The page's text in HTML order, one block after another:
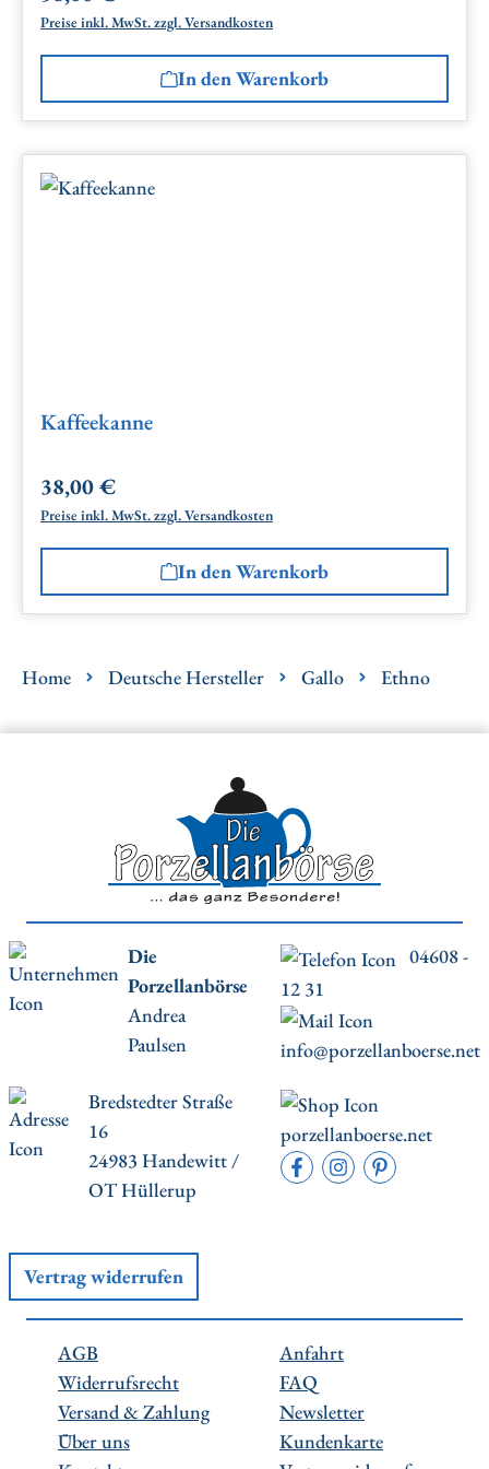
Preise inkl. MwSt. zzgl. Versandkosten
In den Warenkorb
Kaffeekanne
Regulärer Preis:
38,00 €
Preise inkl. MwSt. zzgl. Versandkosten
In den Warenkorb
Home Deutsche Hersteller Gallo Ethno
Die
Porzellanbörse
Andrea
Paulsen
04608 -
12 31
info@porzellanboerse.net
Bredstedter Straße
16
24983 Handewitt /
OT Hüllerup
porzellanboerse.net
Vertrag widerrufen
AGB
Widerrufsrecht
Versand & Zahlung
Über uns
Anfahrt
FAQ
Newsletter
Kundenkarte